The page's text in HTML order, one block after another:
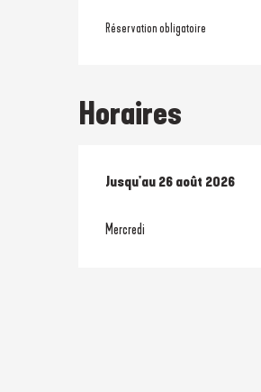
Réservation obligatoire
Horaires
Du1 juillet 2026au26 août
Jusqu'au 26 août 2026
Mercredi